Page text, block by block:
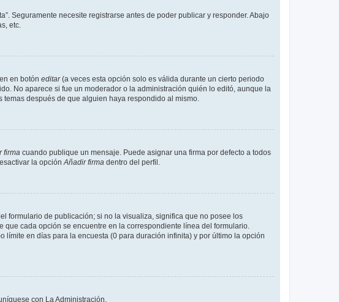
Seguramente necesite registrarse antes de poder publicar y responder. Abajo
etc.
en botón editar(a veces esta opción solo es válida durante un cierto periodo
No aparece si fue un moderador o la administración quién lo editó, aunque la
después de que alguien haya respondido al mismo.
firma cuando publique un mensaje. Puede asignar una firma por defecto a todos
la opción Añadir firma dentro del perfil.
formulario de publicación; si no la visualiza, significa que no posee los
cada opción se encuentre en la correspondiente línea del formulario.
en días para la encuesta (0 para duración infinita) y por último la opción
con La Administración.